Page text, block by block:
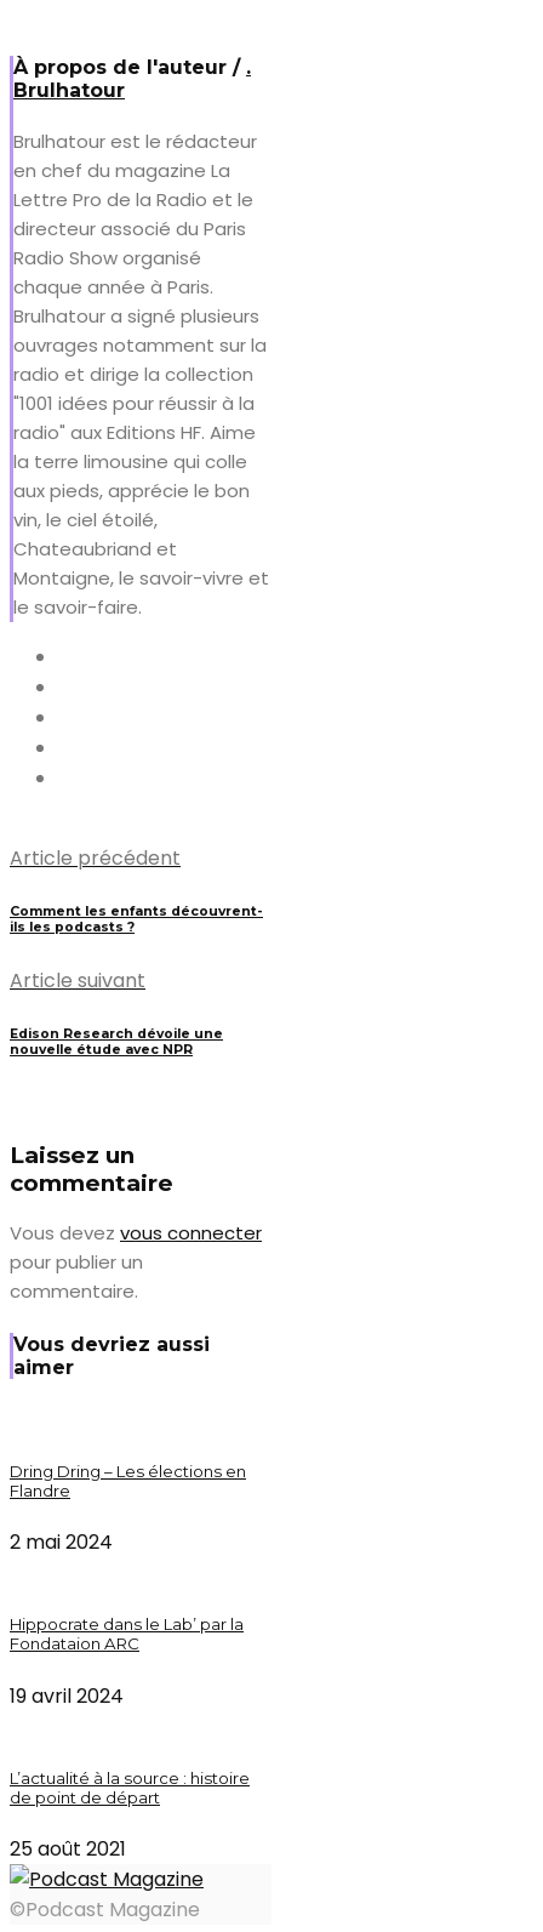
À propos de l'auteur / .
Brulhatour
Brulhatour est le rédacteur
en chef du magazine La
Lettre Pro de la Radio et le
directeur associé du Paris
Radio Show organisé
chaque année à Paris.
Brulhatour a signé plusieurs
ouvrages notamment sur la
radio et dirige la collection
"1001 idées pour réussir à la
radio" aux Editions HF. Aime
la terre limousine qui colle
aux pieds, apprécie le bon
vin, le ciel étoilé,
Chateaubriand et
Montaigne, le savoir-vivre et
le savoir-faire.
Article précédent
Comment les enfants découvrent-
ils les podcasts ?
Article suivant
Edison Research dévoile une
nouvelle étude avec NPR
Laissez un
commentaire
Vous devez vous connecter
pour publier un
commentaire.
Vous devriez aussi
aimer
Dring Dring – Les élections en
Flandre
2 mai 2024
Hippocrate dans le Lab’ par la
Fondataion ARC
19 avril 2024
L’actualité à la source : histoire
de point de départ
25 août 2021
©Podcast Magazine